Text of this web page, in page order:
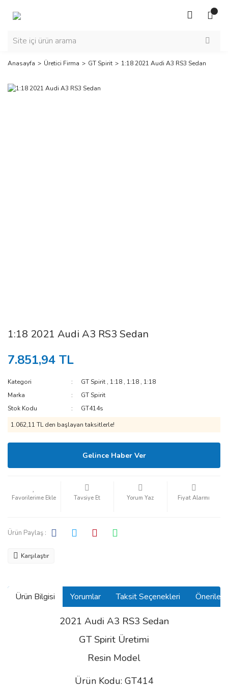
Anasayfa Üretici Firma GT Spirit 1:18 2021 Audi A3 RS3 Sedan
1:18 2021 Audi A3 RS3 Sedan
7.851,94 TL
Kategori GT Spirit , 1:18 , 1:18 , 1:18
Marka
GT Spirit
Stok Kodu
GT414s
1.062,11 TL den başlayan taksitlerle!
Gelince Haber Ver
Tavsiye Et Yorum Yaz Fiyat Alarmı
Ürün Paylaş :
Karşılaştır
Ürün Bilgisi Yorumlar Taksit Seçenekleri
2021 Audi A3 RS3 Sedan
GT Spirit Üretimi
Resin Model
Ürün Kodu: GT414